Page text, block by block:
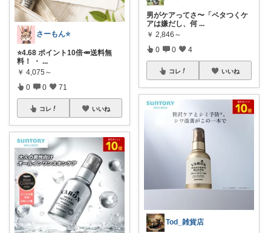
さーもん⭐
⭐4.68 ポイント10倍🥕送料無
料！ ・ ...
￥ 4,075～
0 0 71
コレ いいね
男がケアってさ〜「ベタつくケ
アは嫌だし、何 ...
￥ 2,846～
0 0 4
コレ いいね
Tod_雑貨店